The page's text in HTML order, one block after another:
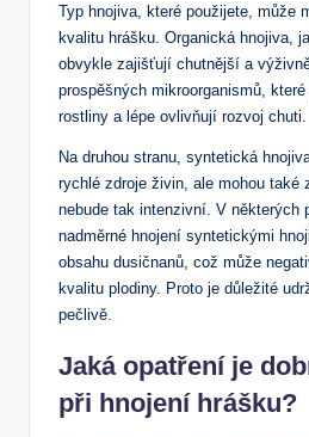
Typ hnojiva, které použijete, může
kvalitu hrášku. Organická hnojiva,
obvykle zajišťují chutnější a
prospěšných mikroorganismů,
rostliny a lépe ovlivňují rozvoj chuti.
Na druhou stranu, syntetická
rychlé zdroje živin, ale mohou také
nebude tak intenzivní. V některých
nadměrné hnojení syntetickými
obsahu dusičnanů, což může
kvalitu plodiny. Proto je důležité
pečlivě.
Jaká opatření je
při hnojení hrášku?